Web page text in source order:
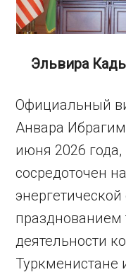
Эльвира
Официальный
Анвара
июня 2026
сосредоточен
празднованием
деятельности
Туркменистане